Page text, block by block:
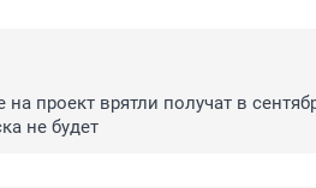
проект врятли получат в
не будет